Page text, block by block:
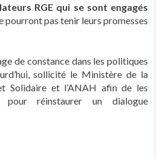
RGE qui se sont engagés
pourront pas tenir leurs promesses
de constance dans les politiques
sollicité le Ministère de la
Solidaire et l’ANAH afin de les
pour réinstaurer un dialogue